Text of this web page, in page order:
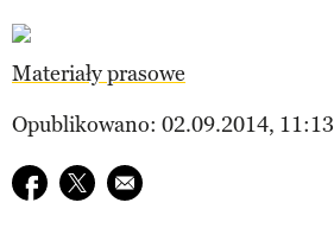
Materiały prasowe
Opublikowano: 02.09.2014, 11:13
Udostępnij na facebook
Udostępnij na twitter
E-mail do przyjaciela